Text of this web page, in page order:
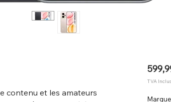
contenu et les amateurs
TVA
Marque